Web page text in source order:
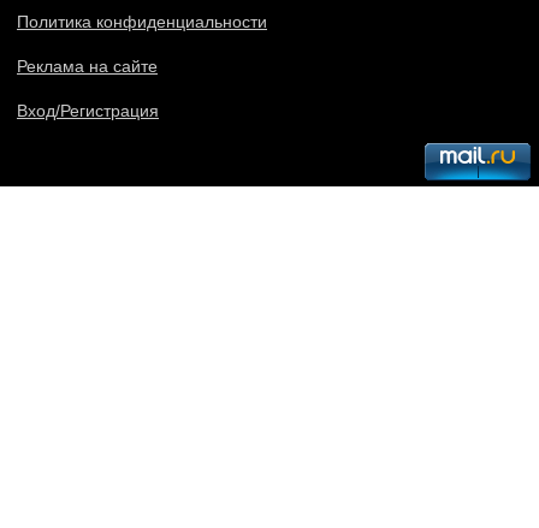
Политика конфиденциальности
Реклама на сайте
Вход/Регистрация